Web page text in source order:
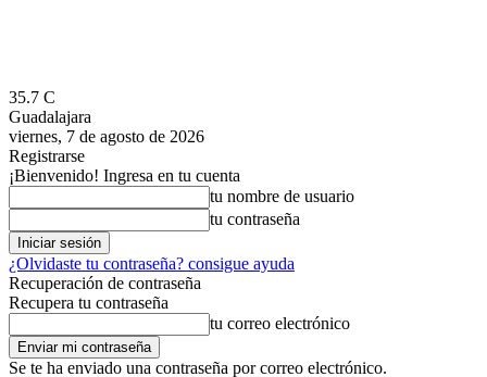
35.7 C
Guadalajara
viernes, 7 de agosto de 2026
Registrarse
¡Bienvenido! Ingresa en tu cuenta
tu nombre de usuario
tu contraseña
¿Olvidaste tu contraseña? consigue ayuda
Recuperación de contraseña
Recupera tu contraseña
tu correo electrónico
Se te ha enviado una contraseña por correo electrónico.